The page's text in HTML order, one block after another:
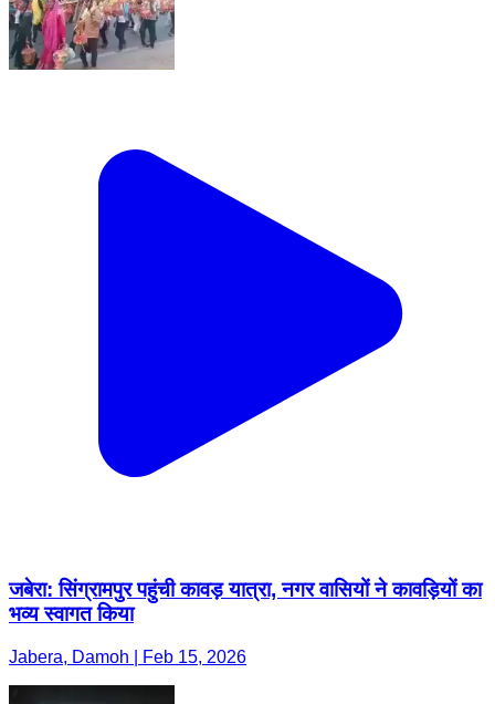
जबेरा: सिंग्रामपुर पहुंची कावड़ यात्रा, नगर वासियों ने कावड़ियों का
भव्य स्वागत किया
Jabera, Damoh | Feb 15, 2026